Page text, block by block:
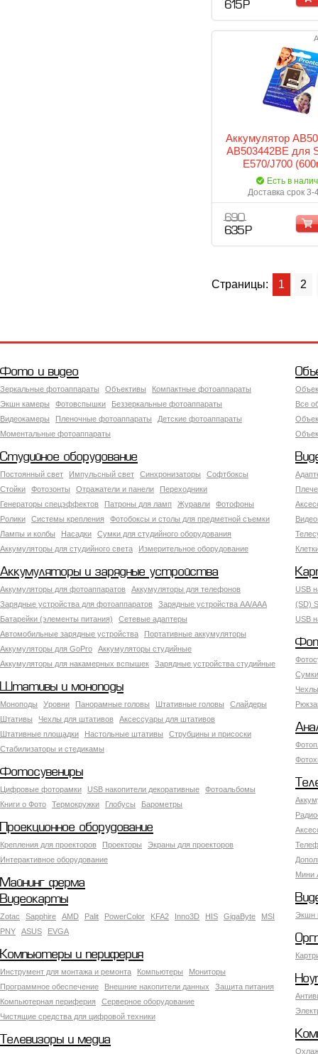
615 Р
Аккумулятор
АВ503442BE для
E570/J700
(Pronto)
Есть в
Доставка срок 3-
690
635 Р
Страницы: 1 2
Фото и видео
Зеркальные фотоаппараты Объективы
Компактные фотоаппараты
Экшн камеры
Фотовспышки
Беззеркальные фотоаппараты
Видеокамеры
Пленочные фотоаппараты
Детские фотоаппараты
Моментальные фотоаппараты
Все
Студийное оборудование
Постоянный свет Импульсный свет Синхронизаторы
Софтбоксы
Стойки
Фотозонты Отражатели и панели
Переходники
Генераторы спецэффектов
Патроны для ламп Журавли
Фотофоны
Ролики
Системы крепления
Фотобоксы и столы для предметной съемки
Лампы и колбы
Насадки
Сумки для студийного оборудования
Аккумуляторы для студийного света
Измерительное оборудование
Аккумуляторы и зарядные устройства
Аккумуляторы для фотоаппаратов
Аккумуляторы для телефонов
Зарядные устройства для фотоаппаратов
Зарядные устройства AA/AAA
Батарейки (элементы питания)
Сетевые адаптеры
Автомобильные зарядные устройства
Портативные аккумуляторы
Аккумуляторы для GoPro
Аккумуляторы студийные
Аккумуляторы для накамерных вспышек
Зарядные устройства студийные
USB
(SD)
USB
Штативы и моноподы
Моноподы Уровни Панорамные головы Штативные головы
Слайдеры
Штативы
Чехлы для штативов
Аксессуары для штативов
Штативные площадки
Настольные штативы
Струбцины и присоски
Стабилизаторы и стедикамы
Фотосувениры
Цифровые фоторамки USB накопители декоративные
Фотоальбомы
Книги о Фото
Термокружки Глобусы Барометры
Мини
Проекционное оборудование
Крепления для проекторов Проекторы
Экраны для проекторов
Интерактивное оборудование
Майнинг ферма
Экшн
Видеокарты
Zotac Sapphire AMD Palit PowerColor KFA2 Inno3D HIS GigaByte
MSI
PNY
ASUS EVGA
Компьютеры и периферия
Инструмент для монтажа и ремонта Компьютеры
Мониторы
Программное обеспечение
Внешние накопители данных
Защита питания
Компьютерная периферия
Серверное оборудование
Чистящие средства для цифровой техники
Телевизоры и медиа